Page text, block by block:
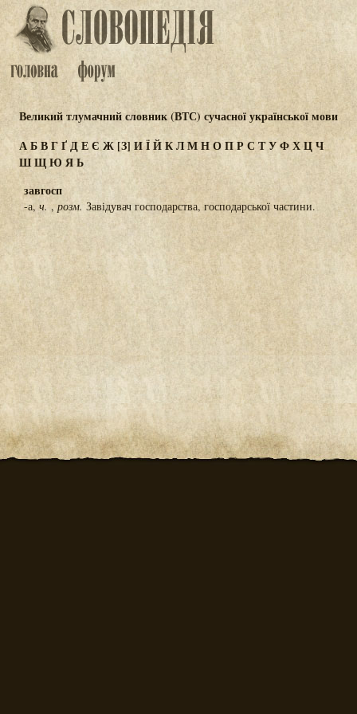
Великий тлумачний словник (ВТС) сучасної української мови
АБВГҐДЕЄ Ж[З] ИЇЙКЛМНОПР СТУФХЦЧ
ШЩЮЯЬ
завгосп
-а, ч. , розм. Завідувач господарства, господарської частини.